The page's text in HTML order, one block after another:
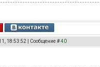
18:53:52 | Сообщение #40